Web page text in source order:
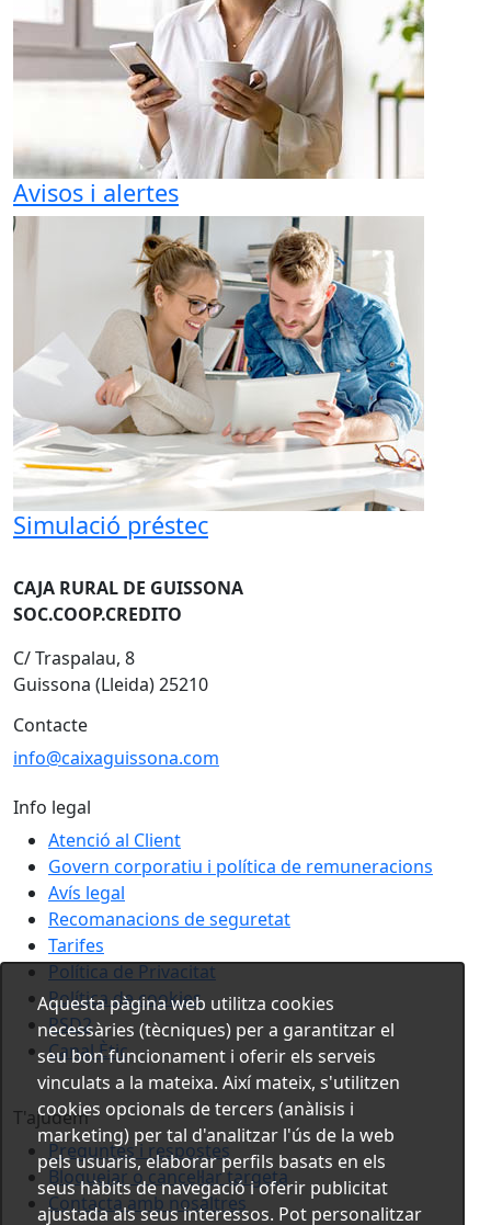
Avisos i alertes
Simulació préstec
CAJA RURAL DE GUISSONA
SOC.COOP.CREDITO
C/ Traspalau, 8
Guissona (Lleida) 25210
Contacte
info@caixaguissona.com
Info legal
Atenció al Client
Govern corporatiu i política de remuneracions
Avís legal
Recomanacions de seguretat
Tarifes
Política de Privacitat
Política de cookies
PSD2
Canal Ètic
T'ajudem
Preguntes i respostes
Bloquejar o cancel·lar targeta
Contacta amb nosaltres
Aquesta pàgina web utilitza cookies
necessàries (tècniques) per a garantitzar el
seu bon funcionament i oferir els serveis
vinculats a la mateixa. Així mateix, s'utilitzen
cookies opcionals de tercers (anàlisis i
marketing) per tal d'analitzar l'ús de la web
pels usuaris, elaborar perfils basats en els
seus hàbits de navegació i oferir publicitat
ajustada als seus interessos. Pot personalitzar